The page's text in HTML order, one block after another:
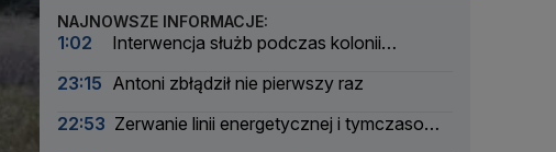
NAJNOWSZE INFORMACJE:
1:02
Interwencja służb podczas kolonii
23:15 Antoni zbłądził nie pierwszy raz
22:53 Zerwanie linii energetycznej i tymczasowa